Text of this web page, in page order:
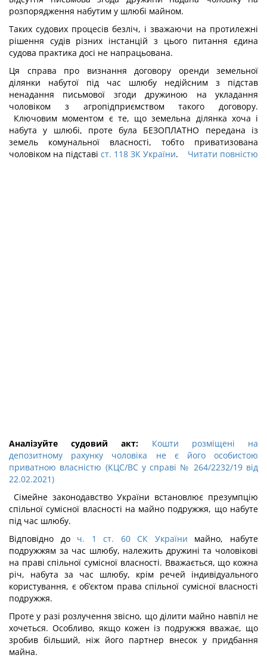
розпорядження набутим у шлюбі майном.
Таких судових процесів безліч, і зважаючи на протилежні
рішення судів різних інстанцій з цього питання єдина
судова практика досі не напрацьована.
Ця справа про визнання договору оренди земельної
ділянки набутої під час шлюбу недійсним з підстав
ненадання письмової згоди дружиною на укладання
чоловіком з агропідприємством такого договору.
Ключовим моментом є те, що земельна ділянка хоча і
набута у шлюбі, проте була БЕЗОПЛАТНО передана із
земель комунальної власності, тобто приватизована
чоловіком на підставі ст. 118 ЗК України. Читати повністю
Аналізуйте судовий акт: Кошти розміщені на
депозитному рахунку чоловіка не є його особистою
приватною власністю (КЦС/ВС у справі № 264/2232/19 від
22.02.2021)
Сімейне законодавство України встановлює презумпцію
спільної сумісної власності на майно подружжя, що набуте
під час шлюбу.
Відповідно до ч. 1 ст. 60 СК України майно, набуте
подружжям за час шлюбу, належить дружині та чоловікові
на праві спільної сумісної власності. Вважається, що кожна
річ, набута за час шлюбу, крім речей індивідуального
користування, є об’єктом права спільної сумісної власності
подружжя.
Проте у разі розлучення звісно, що ділити майно навпіл не
хочеться. Особливо, якщо кожен із подружжя вважає, що
зробив більший, ніж його партнер внесок у придбання
майна.